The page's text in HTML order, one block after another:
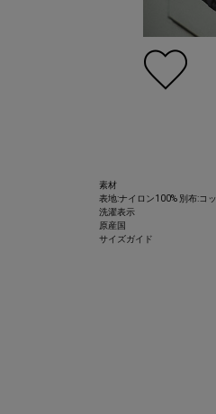
素材
表地:ナイロン100% 別布:コ
洗濯表示
原産国
サイズガイド